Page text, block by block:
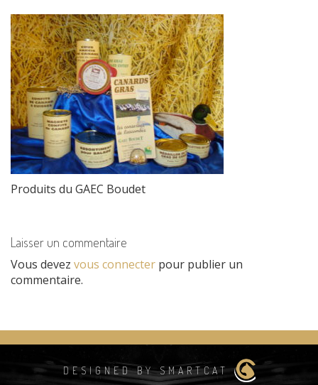
Produits du GAEC Boudet
Laisser un commentaire
Vous devez vous connecter pour publier un
commentaire.
DESIGNED BY SMARTCAT